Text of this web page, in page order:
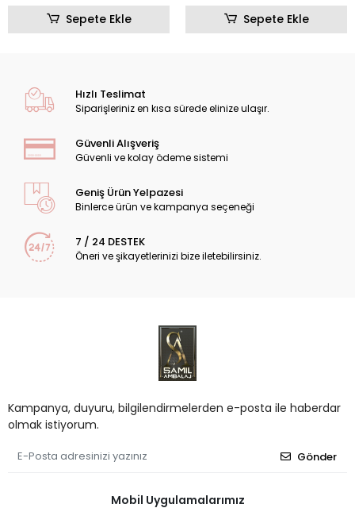
Sepete Ekle Sepete Ekle
Hızlı Teslimat
Siparişleriniz en kısa sürede elinize ulaşır.
Güvenli Alışveriş
Güvenli ve kolay ödeme sistemi
Geniş Ürün Yelpazesi
Binlerce ürün ve kampanya seçeneği
7 / 24 DESTEK
Öneri ve şikayetlerinizi bize iletebilirsiniz.
Kampanya, duyuru, bilgilendirmelerden e-posta ile haberdar
olmak istiyorum.
Gönder
Mobil Uygulamalarımız